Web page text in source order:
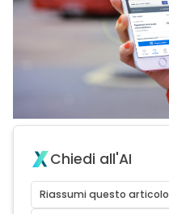
Chiedi all'AI
Riassumi questo articolo